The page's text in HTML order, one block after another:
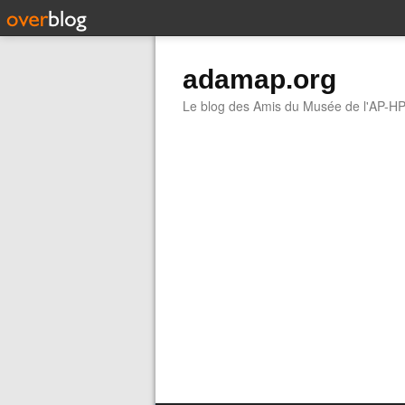
adamap.org
Le blog des Amis du Musée de l'AP-HP